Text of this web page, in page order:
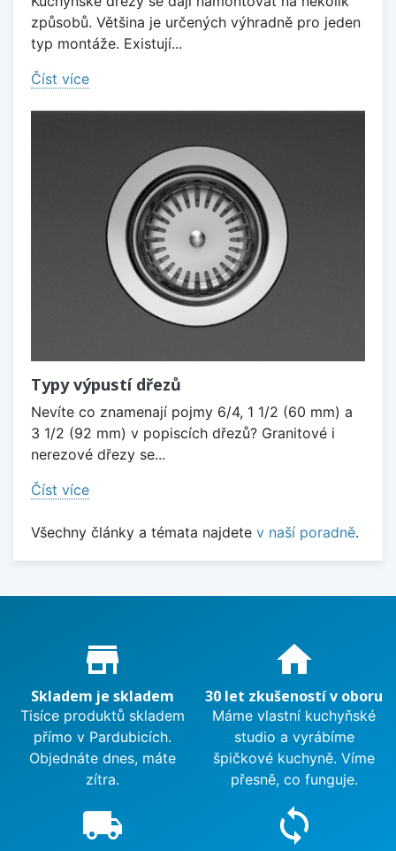
způsobů. Většina je určených výhradně pro jeden
typ montáže. Existují...
Číst více
Typy výpustí dřezů
Nevíte co znamenají pojmy 6/4, 1 1/2 (60 mm) a
3 1/2 (92 mm) v popiscích dřezů? Granitové i
nerezové dřezy se...
Číst více
Všechny články a témata najdete v naší poradně.
Proč nakupovat u nás?
store_mall_directory
Skladem je skladem
Tisíce produktů skladem
přímo v Pardubicích.
Objednáte dnes, máte
zítra.
home
30 let zkušeností v oboru
Máme vlastní kuchyňské
studio a vyrábíme
špičkové kuchyně. Víme
přesně, co funguje.
local_shipping sync